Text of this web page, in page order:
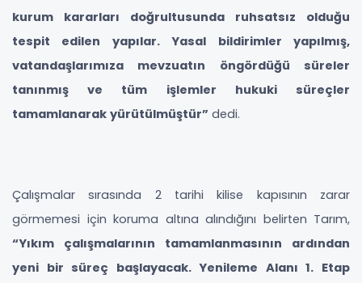
kurum kararları doğrultusunda ruhsatsız olduğu
tespit edilen yapılar. Yasal bildirimler yapılmış,
vatandaşlarımıza mevzuatın öngördüğü süreler
tanınmış ve tüm işlemler hukuki süreçler
tamamlanarak yürütülmüştür” dedi.
Çalışmalar sırasında 2 tarihi kilise kapısının zarar
görmemesi için koruma altına alındığını belirten Tarım,
“Yıkım çalışmalarının tamamlanmasının ardından
yeni bir süreç başlayacak. Yenileme Alanı 1. Etap